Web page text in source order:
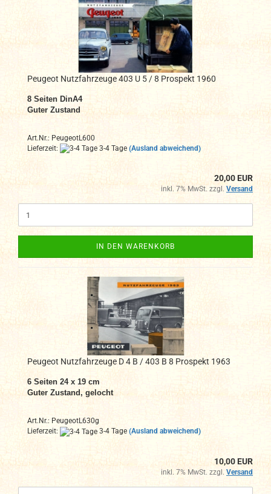
Peugeot Nutzfahrzeuge 403 U 5 / 8 Prospekt 1960
8 Seiten DinA4
Guter Zustand
Art.Nr.: PeugeotL600
Lieferzeit:
3-4 Tage (Ausland abweichend)
20,00 EUR
inkl. 7% MwSt. zzgl. Versand
IN DEN WARENKORB
Peugeot Nutzfahrzeuge D 4 B / 403 B 8 Prospekt 1963
6 Seiten 24 x 19 cm
Guter Zustand, gelocht
Art.Nr.: PeugeotL630g
Lieferzeit:
3-4 Tage (Ausland abweichend)
10,00 EUR
inkl. 7% MwSt. zzgl. Versand